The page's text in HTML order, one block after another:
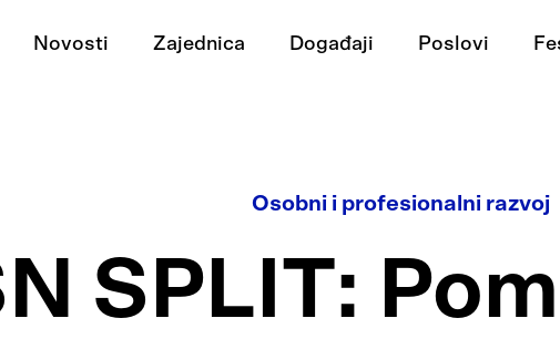
Novosti Zajednica Događaji Poslovi
Osobni i profesionalni razvoj
SPLIT: